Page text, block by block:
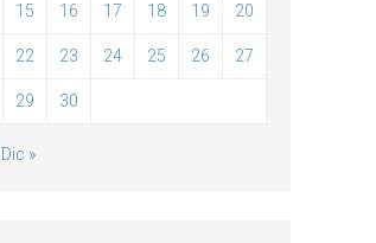
15 16 17 18 19 20
22 23 24 25 26 27
29 30
Dic »